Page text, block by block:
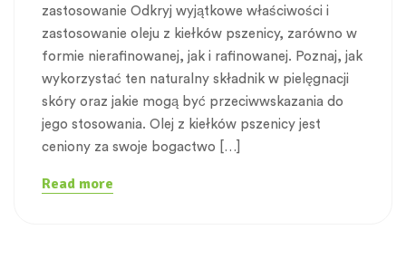
zastosowanie Odkryj wyjątkowe właściwości i
zastosowanie oleju z kiełków pszenicy, zarówno w
formie nierafinowanej, jak i rafinowanej. Poznaj, jak
wykorzystać ten naturalny składnik w pielęgnacji
skóry oraz jakie mogą być przeciwwskazania do
jego stosowania. Olej z kiełków pszenicy jest
ceniony za swoje bogactwo […]
Read more